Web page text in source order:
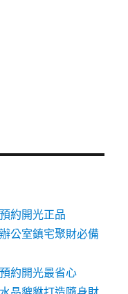
約開光正品
公室鎮宅聚財必備
約開光最省心